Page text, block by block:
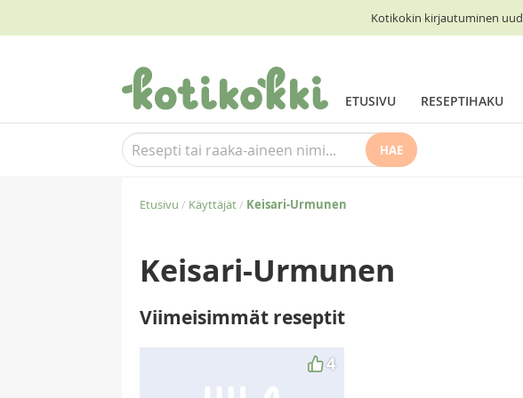
Kotikokin kirjautuminen
ETUSIVU RESEPTIHAKU
HAE
Etusivu / Käyttäjät/ Keisari-Urmunen
Keisari-Urmunen
Viimeisimmät reseptit
4